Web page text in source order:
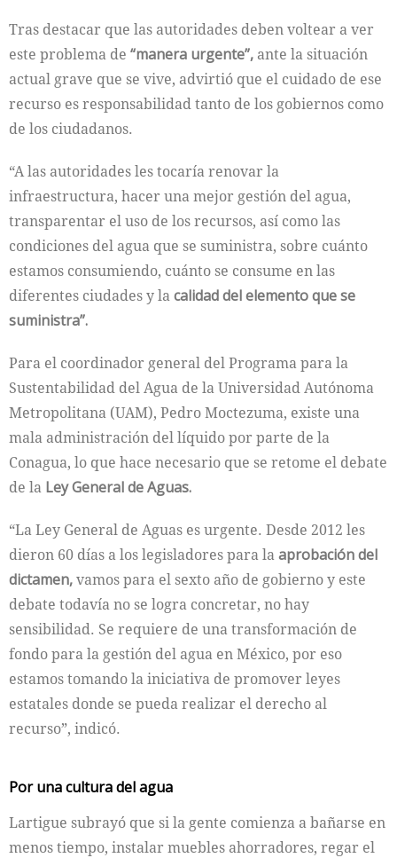
Tras destacar que las autoridades deben voltear a ver
este problema de “manera urgente”, ante la situación
actual grave que se vive, advirtió que el cuidado de ese
recurso es responsabilidad tanto de los gobiernos como
de los ciudadanos.
“A las autoridades les tocaría renovar la
infraestructura, hacer una mejor gestión del agua,
transparentar el uso de los recursos, así como las
condiciones del agua que se suministra, sobre cuánto
estamos consumiendo, cuánto se consume en las
diferentes ciudades y lacalidad del elemento que se
suministra”.
Para el coordinador general del Programa para la
Sustentabilidad del Agua de la Universidad Autónoma
Metropolitana (UAM), Pedro Moctezuma, existe una
mala administración del líquido por parte de la
Conagua, lo que hace necesario que se retome el debate
de la Ley General de Aguas.
“La Ley General de Aguas es urgente. Desde 2012 les
dieron 60 días a los legisladores para laaprobación del
dictamen,vamos para el sexto año de gobierno y este
debate todavía no se logra concretar, no hay
sensibilidad. Se requiere de una transformación de
fondo para la gestión del agua en México, por eso
estamos tomando la iniciativa de promover leyes
estatales donde se pueda realizar el derecho al
recurso”, indicó.
Por una cultura del agua
Lartigue subrayó que si la gente comienza a bañarse en
menos tiempo, instalar muebles ahorradores, regar el